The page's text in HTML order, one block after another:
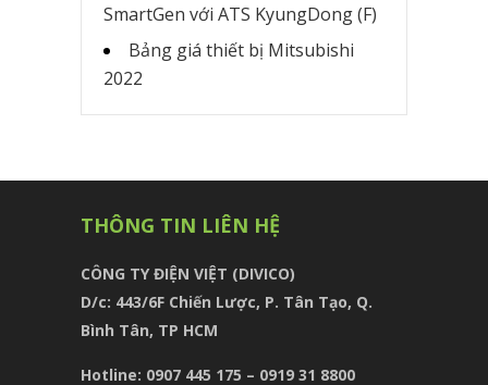
SmartGen với ATS KyungDong (F)
Bảng giá thiết bị Mitsubishi
2022
THÔNG TIN LIÊN HỆ
CÔNG TY ĐIỆN VIỆT (DIVICO)
D/c: 443/6F Chiến Lược, P. Tân Tạo, Q.
Bình Tân, TP HCM
Hotline: 0907 445 175 – 0919 31 8800